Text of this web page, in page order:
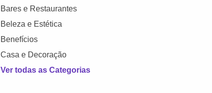
Bares e Restaurantes
Beleza e Estética
Benefícios
Casa e Decoração
Ver todas as Categorias